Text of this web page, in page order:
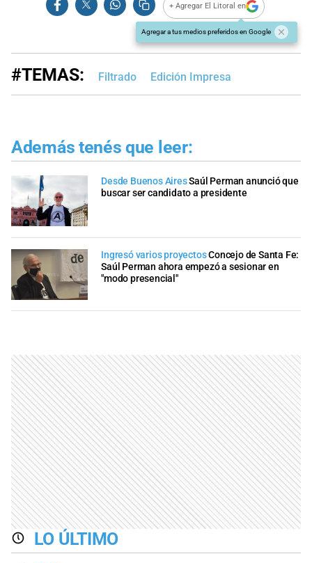
+ Agregar El Litoral en
Agregar a tus medios preferidos en Google
#TEMAS: Filtrado Edición Impresa
Además tenés que leer:
Desde Buenos AiresSaúl Perman anunció que
buscar ser candidato a presidente
Ingresó varios proyectosConcejo de Santa Fe:
Saúl Perman ahora empezó a sesionar en
"modo presencial"
LO ÚLTIMO